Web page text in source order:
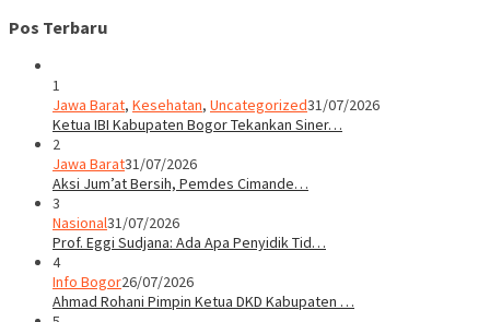
Pos Terbaru
1
Jawa Barat, Kesehatan, Uncategorized31/07/2026
Ketua IBI Kabupaten Bogor Tekankan Siner…
2
Jawa Barat31/07/2026
Aksi Jum’at Bersih, Pemdes Cimande…
3
Nasional31/07/2026
Prof. Eggi Sudjana: Ada Apa Penyidik Tid…
4
Info Bogor26/07/2026
Ahmad Rohani Pimpin Ketua DKD Kabupaten …